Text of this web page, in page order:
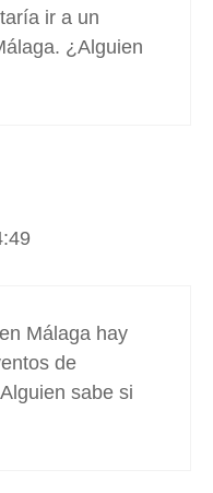
ir a un
¿Alguien
Málaga hay
de
sabe si